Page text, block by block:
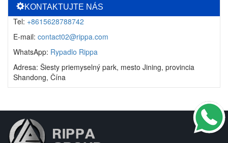
KONTAKTUJTE NÁS
Tel: +8615628788742
E-mail: contact02@rippa.com
WhatsApp: Rypadlo Rippa
Adresa: Šiesty priemyselný park, mesto Jining, provincia
Shandong, Čína